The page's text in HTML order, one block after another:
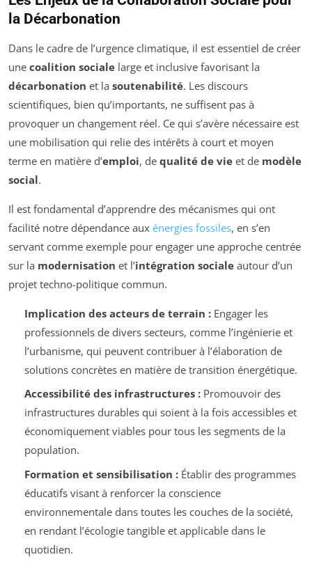
la Décarbonation
Dans le cadre de l’urgence climatique, il est essentiel de créer
une coalition sociale large et inclusive favorisant la
décarbonation et la soutenabilité. Les discours
scientifiques, bien qu’importants, ne suffisent pas à
provoquer un changement réel. Ce qui s’avère nécessaire est
une mobilisation qui relie des intérêts à court et moyen
terme en matière d’emploi, de qualité de vie et de modèle
social.
Il est fondamental d’apprendre des mécanismes qui ont
facilité notre dépendance aux énergies fossiles, en s’en
servant comme exemple pour engager une approche centrée
sur la modernisation et l’intégration sociale autour d’un
projet techno-politique commun.
Implication des acteurs de terrain :Engager les
professionnels de divers secteurs, comme l’ingénierie et
l’urbanisme, qui peuvent contribuer à l’élaboration de
solutions concrètes en matière de transition énergétique.
Accessibilité des infrastructures :Promouvoir des
infrastructures durables qui soient à la fois accessibles et
économiquement viables pour tous les segments de la
population.
Formation et sensibilisation :Établir des programmes
éducatifs visant à renforcer la conscience
environnementale dans toutes les couches de la société,
en rendant l’écologie tangible et applicable dans le
quotidien.